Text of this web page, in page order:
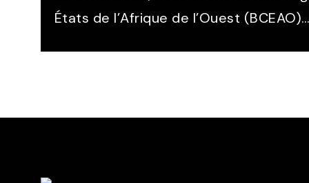
États de l’Afrique de l’Ouest (BCEAO)…